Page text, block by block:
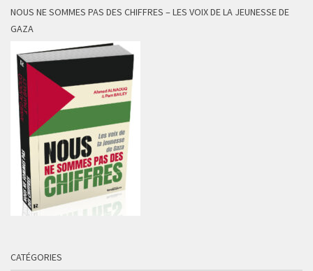
NOUS NE SOMMES PAS DES CHIFFRES – LES VOIX DE LA JEUNESSE DE
GAZA
CATÉGORIES